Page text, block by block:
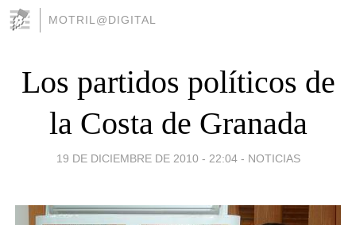
MOTRIL@DIGITAL
Los partidos políticos de
la Costa de Granada
19 DE DICIEMBRE DE 2010 - 22:04 - NOTICIAS